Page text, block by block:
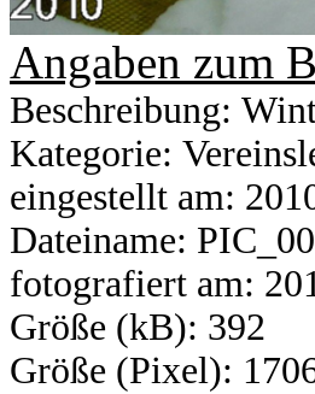
Angaben zum
Beschreibung:
Kategorie:
eingestellt am:
Dateiname:
fotografiert am:
Größe (kB): 392
Größe (Pixel):